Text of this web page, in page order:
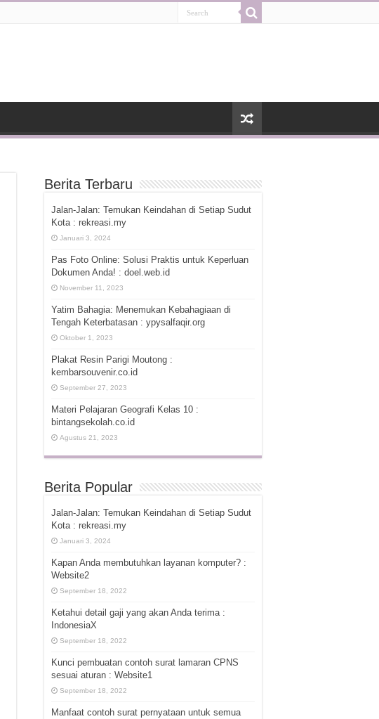
Berita Terbaru
Jalan-Jalan: Temukan Keindahan di Setiap Sudut
Kota : rekreasi.my
Januari 3, 2024
Pas Foto Online: Solusi Praktis untuk Keperluan
Dokumen Anda! : doel.web.id
November 11, 2023
Yatim Bahagia: Menemukan Kebahagiaan di
Tengah Keterbatasan : ypysalfaqir.org
Oktober 1, 2023
Plakat Resin Parigi Moutong :
kembarsouvenir.co.id
September 27, 2023
Materi Pelajaran Geografi Kelas 10 :
bintangsekolah.co.id
Agustus 21, 2023
Berita Popular
Jalan-Jalan: Temukan Keindahan di Setiap Sudut
Kota : rekreasi.my
Januari 3, 2024
Kapan Anda membutuhkan layanan komputer? :
Website2
September 18, 2022
Ketahui detail gaji yang akan Anda terima :
IndonesiaX
September 18, 2022
Kunci pembuatan contoh surat lamaran CPNS
sesuai aturan : Website1
September 18, 2022
Manfaat contoh surat pernyataan untuk semua